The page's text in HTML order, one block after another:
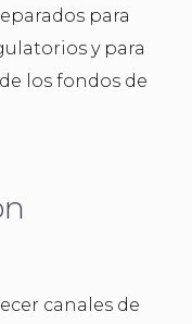
para
y para
los fondos de
canales de